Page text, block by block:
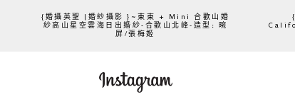
{婚攝英聖 |婚紗攝影 }~東東 + Mini 合歡山婚
紗高山星空雲海日出婚紗-合歡山北峰-造型: 晼
屏/張梅姬